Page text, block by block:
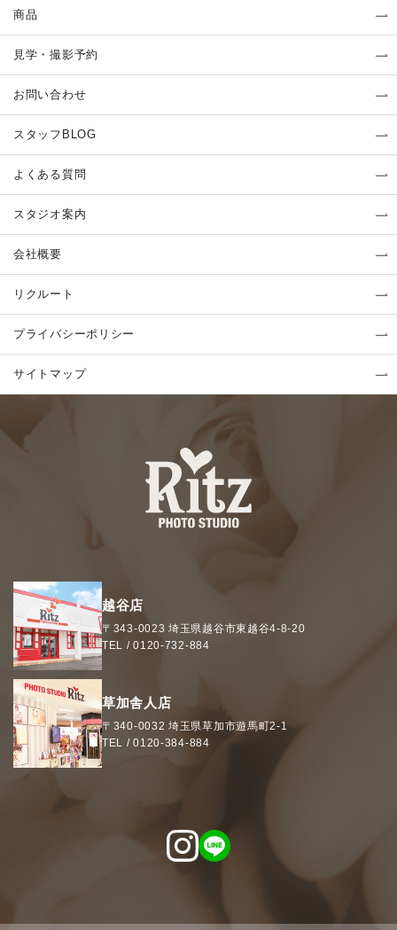
商品
見学・撮影予約
お問い合わせ
スタッフBLOG
よくある質問
スタジオ案内
会社概要
リクルート
プライバシーポリシー
サイトマップ
越谷店
〒343-0023 埼玉県 越谷市東越谷4-8-20
TEL /0120-732-884
草加舎人店
〒340-0032 埼玉県草加市遊馬町2-1
TEL /0120-384-884